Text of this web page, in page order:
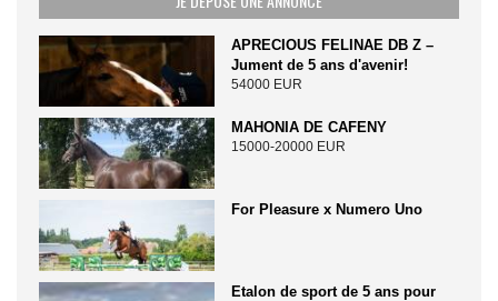
APRECIOUS FELINAE DB Z –
Jument de 5 ans d'avenir!
54000 EUR
MAHONIA DE CAFENY
15000-20000 EUR
For Pleasure x Numero Uno
Etalon de sport de 5 ans pour